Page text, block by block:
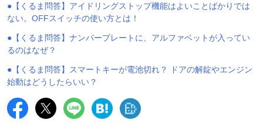
●【くるま問答】アイドリングストップ機能はよいことばかりでは
ない。OFFスイッチの使い方とは！
●【くるま問答】ナンバープレートに、アルファベットが入ってい
るのはなぜ？
●【くるま問答】スマートキーが電池切れ？ ドアの解錠やエンジン
始動はどうしたらいい？